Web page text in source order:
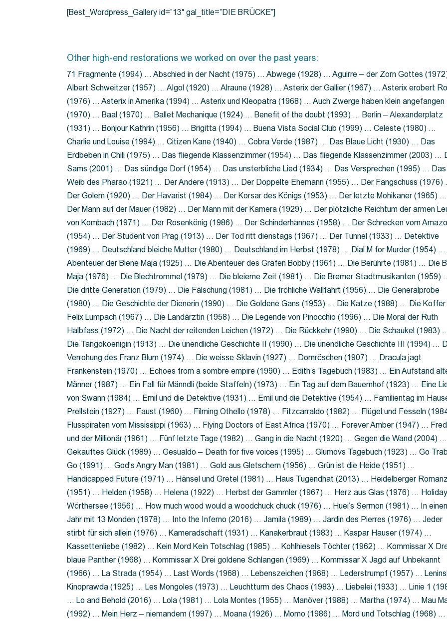
[Best_Wordpress_Gallery id=”13″ gal_title=”DIE BRÜCKE”]
Other high-end restorations we worked on over the past years:
71 Fragmente (1994) … Abschied in der Nacht (1975) … Abwege (1928) … Aguirre – der Zorn Gottes
Albert Schweitzer (1957) … Algol (1920) … Alraune (1928) … Asterix der Gallier (1967) … Asterix erobert
(1976) … Asterix in Amerika (1994) … Asterix und Kleopatra (1968) … Auch Zwerge haben klein angefangen
(1970) … Baal (1970) … Ballet Mechanique (1924) … Benefit of the doubt (1993) … Berlin – Alexanderplatz
(1931) … Bonjour Kathrin (1956) … Brigitta (1994) … Buena Vista Social Club (1999) … Celeste (1980) …
Charlie und Louise (1994) … Citizen Kane (1940) … Cobra Verde (1987) … Das Blaue Licht (1930) … Das
Erdbeben in Chili (1975) … Das fliegende Klassenzimmer (1954) … Das fliegende Klassenzimmer (2003) …
Sams (2001) … Das sündige Dorf (1954) … Das unsterbliche Lied (1934) … Das Versprechen (1995) … Das
Weib des Pharao (1921) … Der Andere (1913) … Der Doppelte Ehemann (1955) … Der Fangschuss (1976)
Der Golem (1920) … Der Havarist (1984) … Der Korsar des Königs (1953) … Der letzte Mohikaner (1965) …
Der Mann auf der Mauer (1982) … Der Mann mit der Kamera (1929) … Der plötzliche Reichtum der armen
von Kombach (1971) … Der Rosenkönig (1986) … Der Schinderhannes (1958) … Der Schrecken vom
(1954) … Der Student von Prag (1913) … Der Tod ritt dienstags (1967) … Der Tunnel (1933) … Detektive
(1969) … Deutschland bleiche Mutter (1980) … Deutschland im Herbst (1978) … Dial M for Murder (1954) …
Abenteuer der Biene Maja (1925) … Die Abenteuer des Grafen Bobby (1961) … Die Berührte (1981) … Die
Maja (1976) … Die Blechtrommel (1979) … Die bleierne Zeit (1981) … Die Bremer Stadtmusikanten (1959)
Die dritte Generation (1979) … Die Fälschung (1981) … Die fröhliche Wallfahrt (1956) … Die Generalprobe
(1980) … Die Geschichte der Dienerin (1990) … Die Goldene Gans (1953) … Die Katze (1988) … Die Koffer
Felix Lumpach (1967) … Die Landärztin (1958) … Die Legende von Pinocchio (1996) … Die Moral der Ruth
Halbfass (1972) … Die Nacht der reitenden Leichen (1972) … Die Rückkehr (1990) … Die Schaukel (1983)
Die Tangokoenigin (1913) … Die unendliche Geschichte II (1990) … Die unendliche Geschichte III (1994) …
Verrohung des Franz Blum (1974) … Die weisse Sklavin (1927) … Dornröschen (1907) … Dracula jagt
Frankenstein (1970) … Echoes from a sombre empire (1990) … Edith’s Tagebuch (1983) … Ein Aufstand
Männer (1987) … Ein Fall für Männdli (beide Staffeln) (1973) … Ein Tag auf dem Bauernhof (1923) … Eine
von Swann (1984) … Emil und die Detektive (1931) … Emil und die Detektive (1954) … Familientag im
Prellstein (1927) … Faust (1960) … Filming Othello (1978) … Fitzcarraldo (1982) … Flügel und Fesseln
Flusspiraten vom Mississippi (1963) … Flying Doctors of East Africa (1970) … Forever Amber (1947) …
und der Millionär (1961) … Fünf letzte Tage (1982) … Gang in die Nacht (1920) … Gegen die Wand (2004) …
Gekauftes Glück (1989) … Gesualdo – Death for five voices (1995) … Glumovs Tagebuch (1923) … Go
Go (1991) … God’s Angry Man (1981) … Gold aus Gletschern (1956) … Grün ist die Heide (1951) …
Handicapped Future (1971) … Hänsel und Gretel (1981) … Haus Tugendhat (2013) … Heidelberger
(1951) … Helden (1958) … Helena (1922) … Herbst der Gammler (1967) … Herz aus Glas (1976) …
Wörthersee (1956) … How much wood would a woodchuck chuck (1976) … Huei’s Sermon (1981) … In
Jahr mit 13 Monden (1978) … Into the Inferno (2016) … Jamila (1989) … Jardin des Pierres (1976) … Jeder
stirbt für sich allein (1976) … Kameradschaft (1931) … Kanakerbraut (1983) … Kaspar Hauser (1974) …
Kassettenliebe (1982) … Kein Mord Kein Totschlag (1985) … Kohlhiesels Töchter (1962) … Kommissar X
blaue Panther (1968) … Kommissar X Drei goldene Schlangen (1969) … Kommissar X Jagd auf Unbekannt
(1966) … La Strada (1954) … Last Words (1968) … Lebenszeichen (1968) … Lederstrumpf (1957) …
Kinoprawda (1925) … Les Mongoles (1973) … Leuchtturm des Chaos (1983) … Liebelei (1933) … Linie 1
… Lo and Behold (2016) … Lola (1981) … Lola Montes (1955) … Manöver (1988) … Martha (1974) … Mau
(1992) … Mein Herz – niemandem (1997) … Moana (1926) … Momo (1986) … Mord und Totschlag (1968) …